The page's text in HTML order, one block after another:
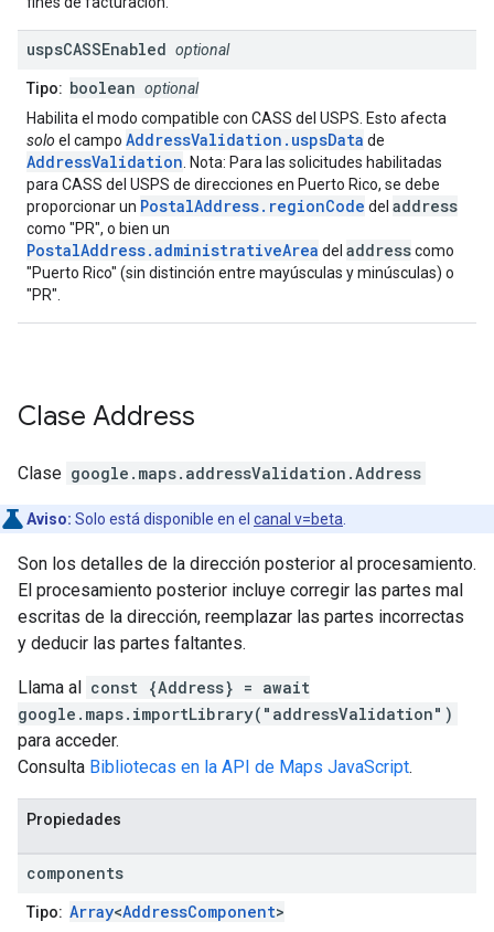
uspsCASSEnabled optional
Tipo: boolean optional
Habilita el modo compatible con CASS del USPS. Esto afecta
solo el campo AddressValidation.uspsData de
AddressValidation . Nota: Para las solicitudes habilitadas
para CASS del USPS de direcciones en Puerto Rico, se debe
proporcionar un PostalAddress.regionCode del address
como "PR", o bien un
PostalAddress.administrativeArea del addresscomo
"Puerto Rico" (sin distinción entre mayúsculas y minúsculas) o
"PR".
Clase Address
Clase google.maps.addressValidation .Address
Aviso: Solo está disponible en el canal v=beta
Son los detalles de la dirección posterior al procesamiento.
El procesamiento posterior incluye corregir las partes mal
escritas de la dirección, reemplazar las partes incorrectas
y deducir las partes faltantes.
Llama al const {Address} = await
google.maps.importLibrary("addressValidation")
para acceder.
Consulta Bibliotecas en la API de Maps JavaScript.
Propiedades
components
Tipo: Array<AddressComponent>